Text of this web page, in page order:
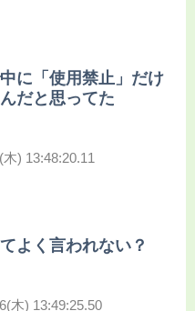
に「使用禁止」だけ
だと思ってた
) 13:48:20.11
よく言われない？
木) 13:49:25.50